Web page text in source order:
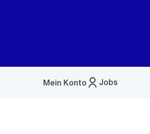
Jobs
Mein Konto
Menü